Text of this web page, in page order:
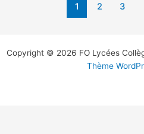
1 2 3
Copyright © 2026 FO Lycées
Thème